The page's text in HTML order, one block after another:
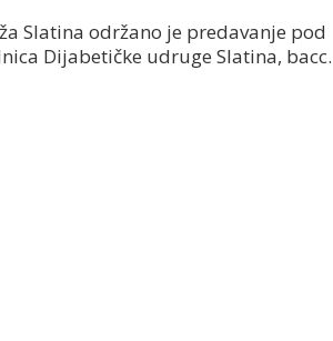
Slatina održano je predavanje pod
Dijabetičke udruge Slatina, bacc.